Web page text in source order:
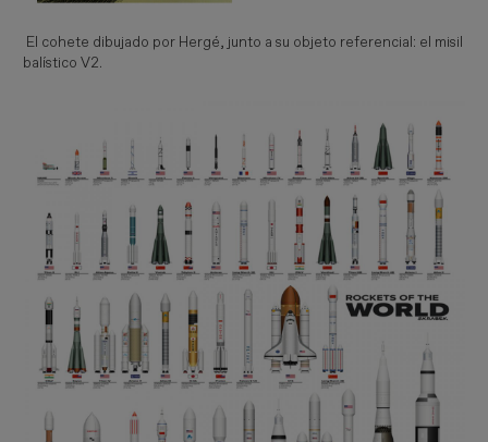
El cohete dibujado por Hergé, junto a su objeto referencial: el misil
balístico V2.